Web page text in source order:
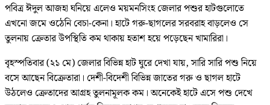
পবিত্র ঈদুল আজহা ঘনিয়ে এলেও ময়মনসিংহ জেলার পশুর হাটগুলোতে
এখনো জমে ওঠেনি বেচা-কেনা। হাটে গরু-ছাগলের সরবরাহ বাড়লেও সে
তুলনায় ক্রেতার উপস্থিতি কম থাকায় হতাশ হয়ে পড়েছেন খামারিরা।
বৃহস্পতিবার (২১ মে) জেলার বিভিন্ন হাট ঘুরে দেখা যায়, সারি সারি পশু নিয়ে
বসে আছেন বিক্রেতারা। দেশী-বিদেশী বিভিন্ন জাতের গরু ও ছাগল হাটে
উঠলেও ক্রেতাদের আগ্রহ তুলনামূলক কম। অনেকেই হাটে এসে পশু দেখে